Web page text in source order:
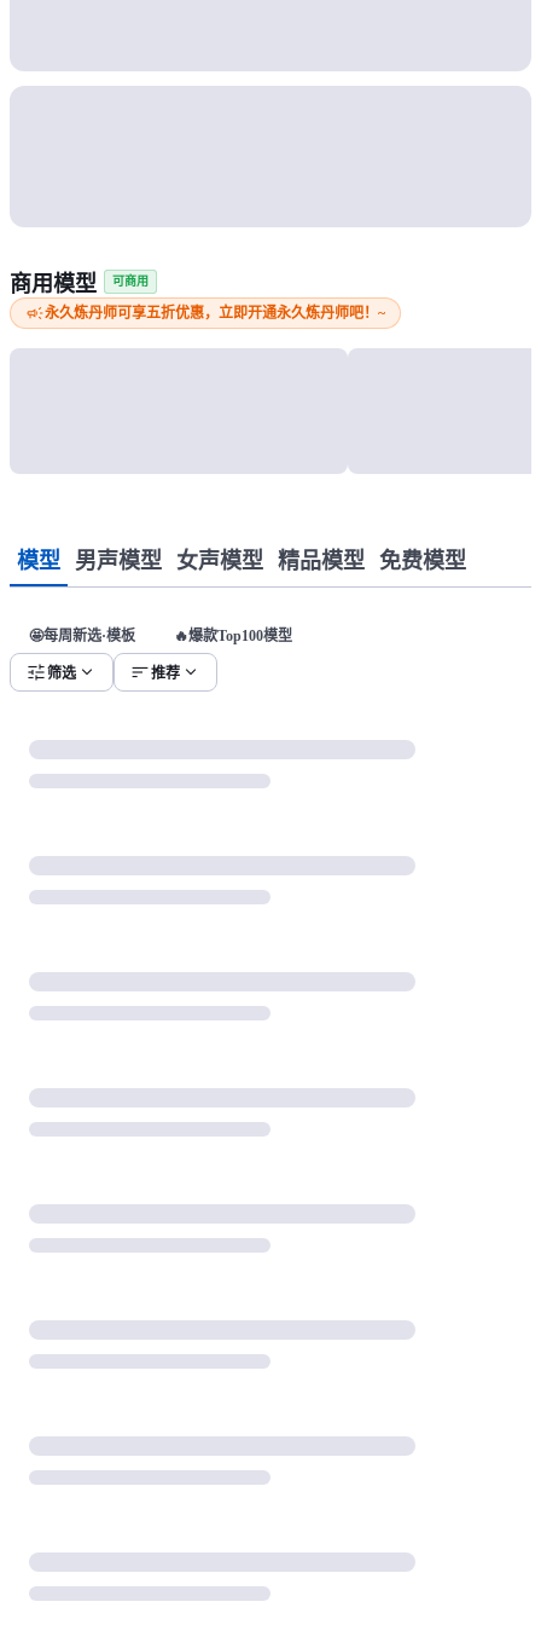
商用模型 可商用
campaign永久炼丹师可享五折优惠，立即开通永久炼丹师吧！~
模型 男声模型 女声模型 精品模型 免费模型
🤩每周新选·模板 🔥爆款Top100模型
tune筛选 expand_more sort推荐 expand_more